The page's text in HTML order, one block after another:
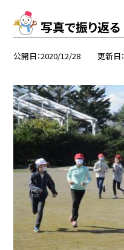
写真で振り返
公開日 2020/12/28 更新日